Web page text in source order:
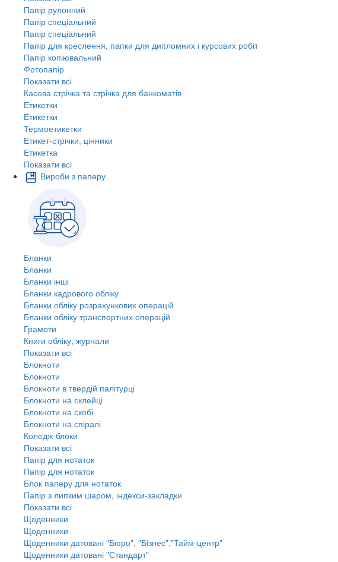
Папір рулонний
Папір спеціальний
Папір спеціальний
Папір для креслення, папки для дипломних і курсових робіт
Папір копіювальний
Фотопапір
Показати всі
Касова стрічка та стрічка для банкоматів
Етикетки
Етикетки
Термоетикетки
Етикет-стрічки, цінники
Етикетка
Показати всі
Вироби з паперу
Бланки
Бланки
Бланки інші
Бланки кадрового обліку
Бланки обліку розрахункових операцій
Бланки обліку транспортних операцій
Грамоти
Книги обліку, журнали
Показати всі
Блокноти
Блокноти
Блокноти в твердій палітурці
Блокноти на склейці
Блокноти на скобі
Блокноти на спіралі
Коледж-блоки
Показати всі
Папір для нотаток
Папір для нотаток
Блок паперу для нотаток
Папір з липким шаром, індекси-закладки
Показати всі
Щоденники
Щоденники
Щоденники датовані "Бюро", "Бізнес","Тайм-центр"
Щоденники датовані "Стандарт"